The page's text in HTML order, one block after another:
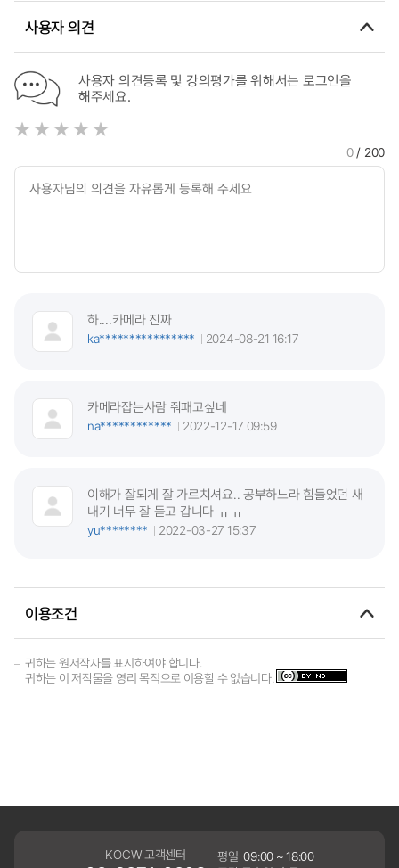
Education
사용자 의견
사용자 의견등록 및 강의평가를 위해서는 로그인을
해주세요.
0/ 200
하....카메라 진짜
ka****************
2024-08-21 16:17
카메라잡는사람 줘패고싶네
na************
2022-12-17 09:59
이해가 잘되게 잘 가르치셔요.. 공부하느라 힘들었던 새
내기 너무 잘 듣고 갑니다 ㅠㅠ
yu********
2022-03-27 15:37
이용조건
귀하는 원저작자를 표시하여야 합니다.
귀하는 이 저작물을 영리 목적으로 이용할 수 없습니다.
KOCW 고객센터 평일 09:00 ~ 18:00